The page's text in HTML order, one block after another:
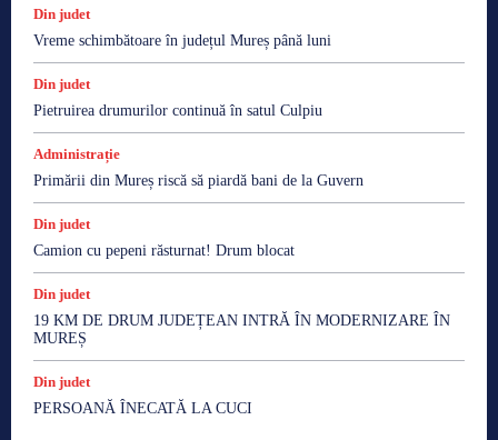
Din judet
Vreme schimbătoare în județul Mureș până luni
Din judet
Pietruirea drumurilor continuă în satul Culpiu
Administrație
Primării din Mureș riscă să piardă bani de la Guvern
Din judet
Camion cu pepeni răsturnat! Drum blocat
Din judet
19 KM DE DRUM JUDEȚEAN INTRĂ ÎN MODERNIZARE ÎN
MUREȘ
Din judet
PERSOANĂ ÎNECATĂ LA CUCI